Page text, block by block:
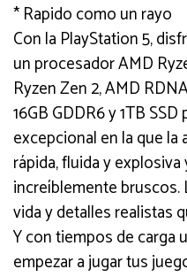
* Rapido como un rayo
Con la PlayStation 5,
un procesador AMD
Ryzen Zen 2, AMD
16GB GDDR6 y 1TB
excepcional en la que la
rápida, fluida y
increíblemente
vida y detalles realistas
Y con tiempos de carga
empezar a jugar tus